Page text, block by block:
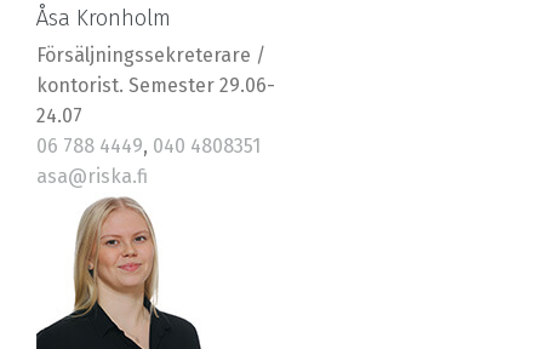
Åsa Kronholm
Försäljningssekreterare /
kontorist. Semester 29.06-
24.07
06 788 4449, 040 4808351
asa@riska.fi